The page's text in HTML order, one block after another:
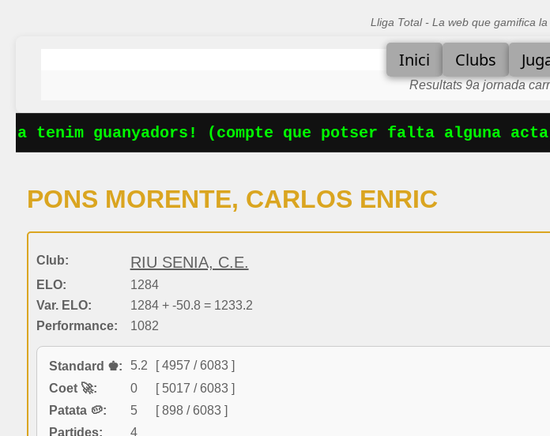
Lliga Total - La web que gamifica
Inici Clubs
Resultats 9a jornada
tenim guanyadors! (compte que potser falta alguna acta)
PONS MORENTE, CARLOS ENRIC
Club: RIU SENIA, C.E.
ELO:
1284
Var. ELO:
1284 + -50.8 = 1233.2
Performance:
1082
Standard ♚: 5.2
[ 4957 / 6083 ]
Coet 🚀:
0
[ 5017 / 6083 ]
Patata 🥔:
5
[ 898 / 6083 ]
Partides:
4